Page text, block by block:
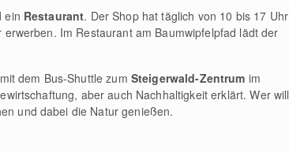
ein Restaurant. Der Shop hat täglich von 10 bis 17 Uhr
Im Restaurant am Baumwipfelpfad lädt der
dem Bus-Shuttle zum Steigerwald-Zentrum im
aber auch Nachhaltigkeit erklärt. Wer will
und dabei die Natur genießen.